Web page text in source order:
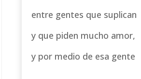
entre gentes que suplican
y que piden mucho amor,
y por medio de esa gente